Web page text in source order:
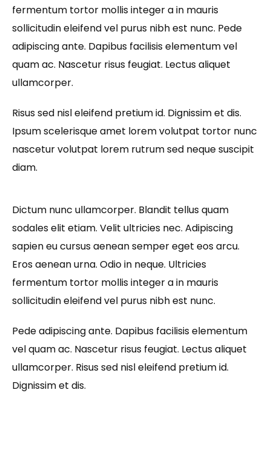
fermentum tortor mollis integer a in mauris
sollicitudin eleifend vel purus nibh est nunc. Pede
adipiscing ante. Dapibus facilisis elementum vel
quam ac. Nascetur risus feugiat. Lectus aliquet
ullamcorper.
Risus sed nisl eleifend pretium id. Dignissim et dis.
Ipsum scelerisque amet lorem volutpat tortor nunc
nascetur volutpat lorem rutrum sed neque suscipit
diam.
Dictum nunc ullamcorper. Blandit tellus quam
sodales elit etiam. Velit ultricies nec. Adipiscing
sapien eu cursus aenean semper eget eos arcu.
Eros aenean urna. Odio in neque. Ultricies
fermentum tortor mollis integer a in mauris
sollicitudin eleifend vel purus nibh est nunc.
Pede adipiscing ante. Dapibus facilisis elementum
vel quam ac. Nascetur risus feugiat. Lectus aliquet
ullamcorper. Risus sed nisl eleifend pretium id.
Dignissim et dis.